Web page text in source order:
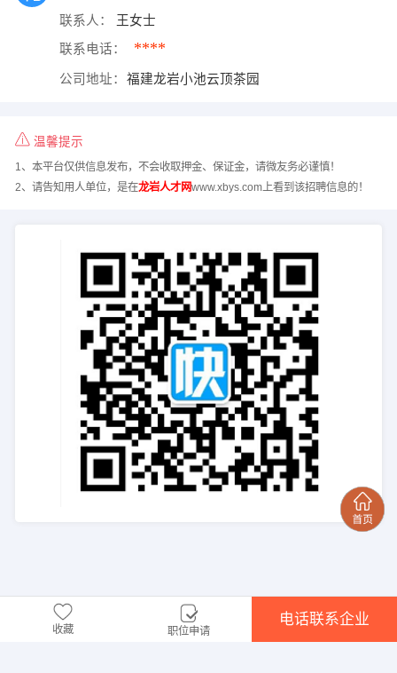
联系人： 王女士
联系电话： ****
公司地址： 福建龙岩小池云顶茶园
温馨提示
1、本平台仅供信息发布，不会收取押金、保证金，请微友务必谨慎！
2、请告知用人单位，是在龙岩人才网www.xbys.com上看到该招聘信息的！
收藏 职位申请
电话联系企业